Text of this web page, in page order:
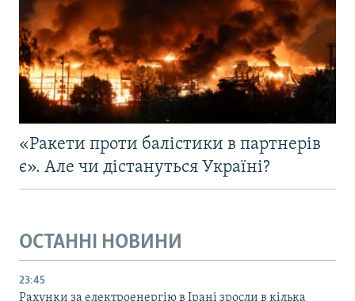
«Ракети проти балістики в партнерів
є». Але чи дістануться Україні?
ОСТАННІ НОВИНИ
23:45
Рахунки за електроенергію в Ірані зросли в кілька